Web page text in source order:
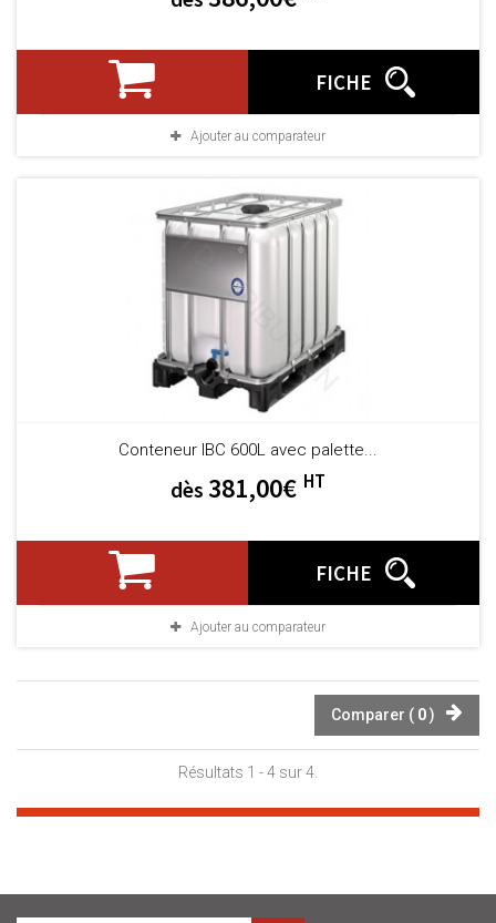
FICHE
Ajouter au comparateur
Conteneur IBC 600L avec palette...
dès 381,00€ HT
FICHE
Ajouter au comparateur
Comparer ( 0)
Résultats 1 - 4 sur 4.